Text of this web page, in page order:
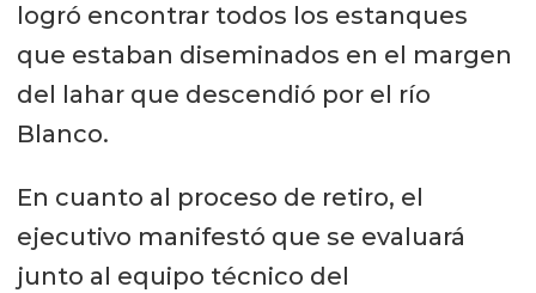
logró encontrar todos los estanques
que estaban diseminados en el margen
del lahar que descendió por el río
Blanco.
En cuanto al proceso de retiro, el
ejecutivo manifestó que se evaluará
junto al equipo técnico del